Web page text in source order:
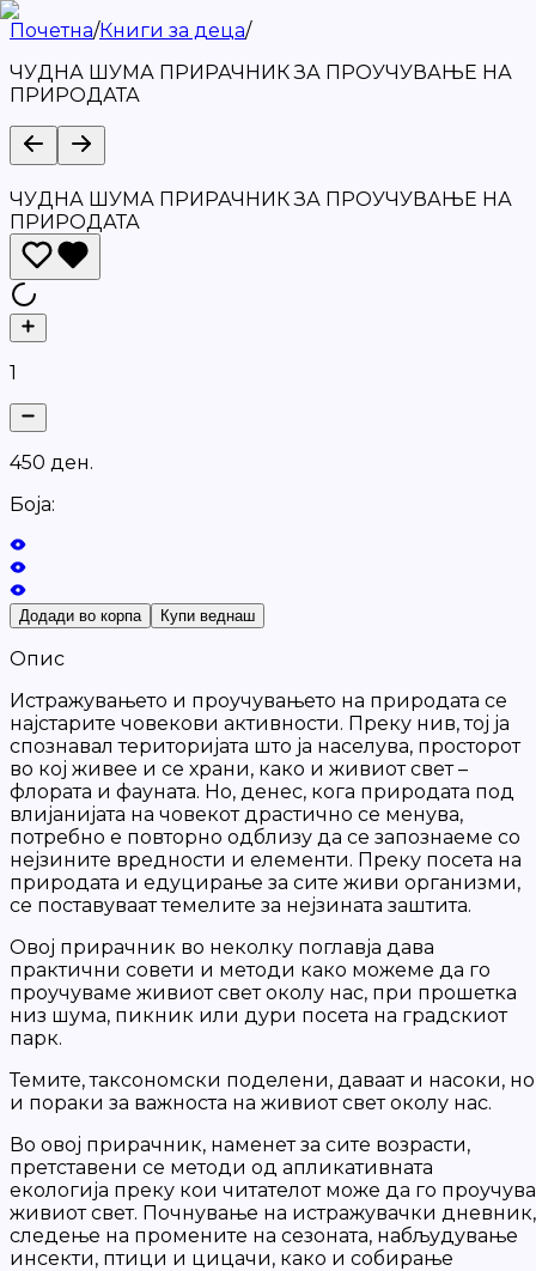
Почетна/Книги за деца/
ЧУДНА ШУМА ПРИРАЧНИК ЗА ПРОУЧУВАЊЕ НА
ПРИРОДАТА
ЧУДНА ШУМА ПРИРАЧНИК ЗА ПРОУЧУВАЊЕ НА
ПРИРОДАТА
1
450 ден.
Боја:
Додади во корпа Купи веднаш
Опис
Истражувањето и проучувањето на природата се
најстарите човекови активности. Преку нив, тој ја
спознавал територијата што ја населува, просторот
во кој живее и се храни, како и живиот свет –
флората и фауната. Но, денес, кога природата под
влијанијата на човекот драстично се менува,
потребно е повторно одблизу да се запознаеме со
нејзините вредности и елементи. Преку посета на
природата и едуцирање за сите живи организми,
се поставуваат темелите за нејзината заштита.
Овој прирачник во неколку поглавја дава
практични совети и методи како можеме да го
проучуваме живиот свет околу нас, при прошетка
низ шума, пикник или дури посета на градскиот
парк.
Темите, таксономски поделени, даваат и насоки, но
и пораки за важноста на живиот свет околу нас.
Во овој прирачник, наменет за сите возрасти,
претставени се методи од апликативната
екологија преку кои читателот може да го проучува
живиот свет. Почнување на истражувачки дневник,
следење на промените на сезоната, набљудување
инсекти, птици и цицачи, како и собирање